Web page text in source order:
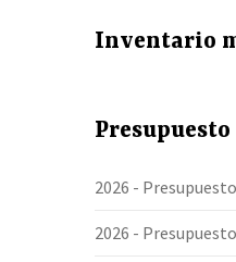
Inventario
2026 -
2026 -